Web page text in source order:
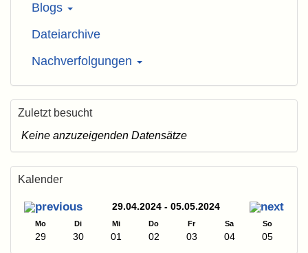
Blogs
Dateiarchive
Nachverfolgungen
Zuletzt besucht
Keine anzuzeigenden Datensätze
Kalender
29.04.2024 - 05.05.2024
Mo Di Mi Do Fr Sa So
29 30 01 02 03 04 05